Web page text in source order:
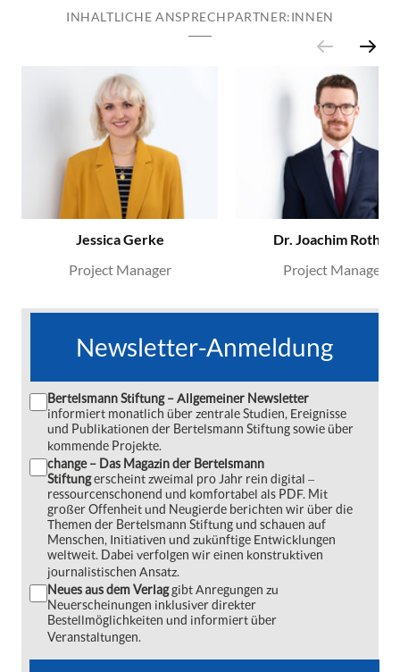
INHALTLICHE ANSPRECHPARTNER:INNEN
Jessica Gerke
Project Manager
Dr. Joachim Rother
Project Manager
Newsletter-Anmeldung
Bertelsmann Stiftung – Allgemeiner Newsletter
informiert monatlich über zentrale Studien, Ereignisse
und Publikationen der Bertelsmann Stiftung sowie über
kommende Projekte.
change – Das Magazin der Bertelsmann
Stiftungerscheint zweimal pro Jahr rein digital ‒
ressourcenschonend und komfortabel als PDF. Mit
großer Offenheit und Neugierde berichten wir über die
Themen der Bertelsmann Stiftung und schauen auf
Menschen, Initiativen und zukünftige Entwicklungen
weltweit. Dabei verfolgen wir einen konstruktiven
journalistischen Ansatz.
Neues aus dem Verlaggibt Anregungen zu
Neuerscheinungen inklusiver direkter
Bestellmöglichkeiten und informiert über
Veranstaltungen.